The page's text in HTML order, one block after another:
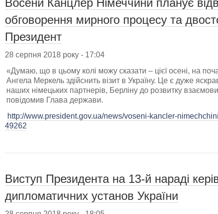
обговорення мирного процесу та
Президент
28 серпня 2018 року - 17:04
«Думаю, що в цьому колі можу сказати – цієї осені, на
Ангела Меркель здійснить візит в Україну. Це є дуже
наших німецьких партнерів, Берліну до розвитку
повідомив Глава держави.
http://www.president.gov.ua/news/voseni-kancler-
49262
Виступ Президента на 13-й нараді
дипломатичних установ України